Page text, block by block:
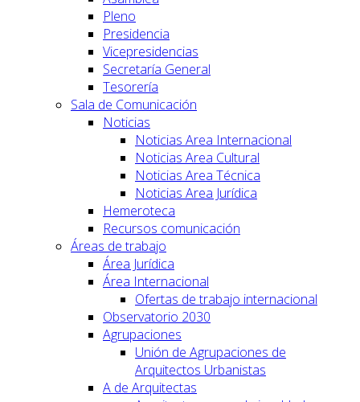
Pleno
Presidencia
Vicepresidencias
Secretaría General
Tesorería
Sala de Comunicación
Noticias
Noticias Area Internacional
Noticias Area Cultural
Noticias Area Técnica
Noticias Area Jurídica
Hemeroteca
Recursos comunicación
Áreas de trabajo
Área Jurídica
Área Internacional
Ofertas de trabajo internacional
Observatorio 2030
Agrupaciones
Unión de Agrupaciones de
Arquitectos Urbanistas
A de Arquitectas